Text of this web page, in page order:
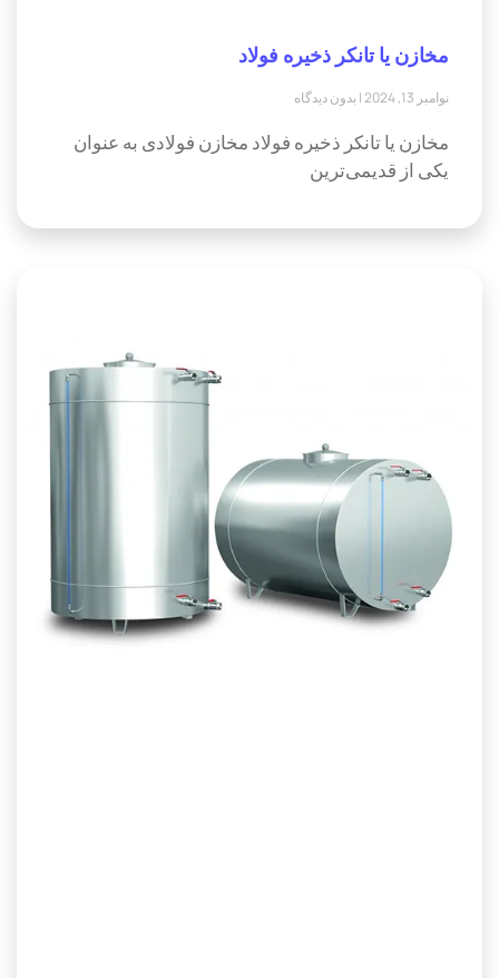
مخازن یا تانکر ذخیره فولاد
نوامبر 13, 2024 بدون دیدگاه
مخازن یا تانکر ذخیره فولاد مخازن فولادی به عنوان
یکی از قدیمی‌ترین